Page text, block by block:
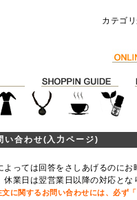
カテゴ
い合わせ(入力ページ)
よっては回答をさしあげるのに
休業日は翌営業日以降の対応と
に関するお問い合わせには、必ず